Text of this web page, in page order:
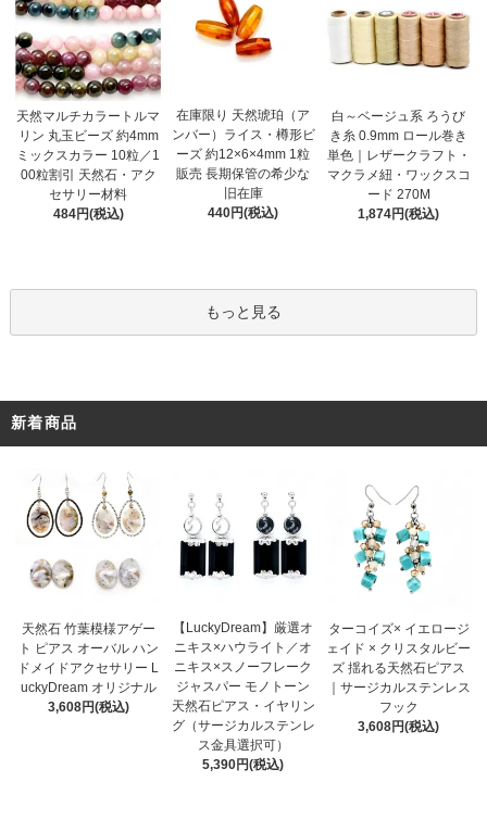
天然マルチカラートルマ
リン 丸玉ビーズ 約4mm
ミックスカラー 10粒／1
00粒割引 天然石・アク
セサリー材料
484円(税込)
在庫限り 天然琥珀（ア
ンバー）ライス・樽形ビ
ーズ 約12×6×4mm 1粒
販売 長期保管の希少な
旧在庫
440円(税込)
白～ベージュ系 ろうび
き糸 0.9mm ロール巻き
単色｜レザークラフト・
マクラメ紐・ワックスコ
ード 270M
1,874円(税込)
もっと見る
新着商品
天然石 竹葉模様アゲー
ト ピアス オーバル ハン
ドメイドアクセサリー L
uckyDream オリジナル
3,608円(税込)
【LuckyDream】厳選オ
ニキス×ハウライト／オ
ニキス×スノーフレーク
ジャスパー モノトーン
天然石ピアス・イヤリン
グ（サージカルステンレ
ス金具選択可）
5,390円(税込)
ターコイズ× イエロージ
ェイド × クリスタルビー
ズ 揺れる天然石ピアス
｜サージカルステンレス
フック
3,608円(税込)